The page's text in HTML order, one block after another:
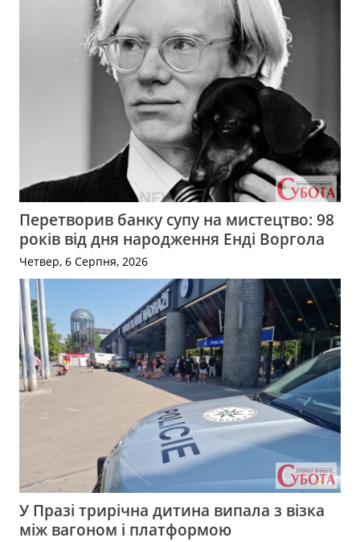
Перетворив банку супу на мистецтво: 98
років від дня народження Енді Воргола
Четвер, 6 Серпня, 2026
У Празі трирічна дитина випала з візка
між вагоном і платформою